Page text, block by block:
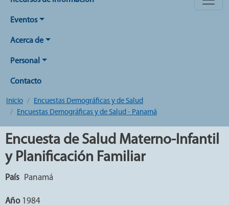
Eventos
Acerca de
Personal
Contacto
Inicio
Encuestas Demográficas y de Salud
Encuestas Demográficas y de Salud - Panamá
Encuesta de Salud Materno-Infantil
y Planificación Familiar
País Panamá
Año 1984